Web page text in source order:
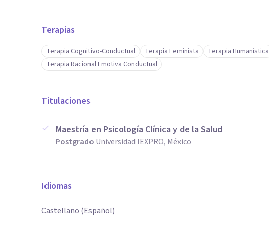
Terapias
Terapia Cognitivo-Conductual Terapia Feminista Terapia Humanística
Terapia Racional Emotiva Conductual
Titulaciones
Maestría en Psicología Clínica y de la Salud
Postgrado Universidad IEXPRO, México
Idiomas
Castellano (Español)